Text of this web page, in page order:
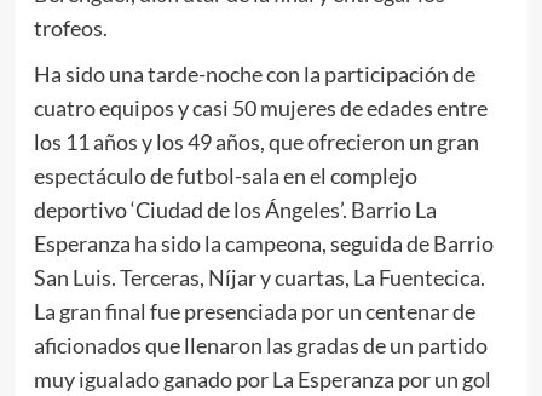
trofeos.
Ha sido una tarde-noche con la participación de
cuatro equipos y casi 50 mujeres de edades entre
los 11 años y los 49 años, que ofrecieron un gran
espectáculo de futbol-sala en el complejo
deportivo ‘Ciudad de los Ángeles’. Barrio La
Esperanza ha sido la campeona, seguida de Barrio
San Luis. Terceras, Níjar y cuartas, La Fuentecica.
La gran final fue presenciada por un centenar de
aficionados que llenaron las gradas de un partido
muy igualado ganado por La Esperanza por un gol